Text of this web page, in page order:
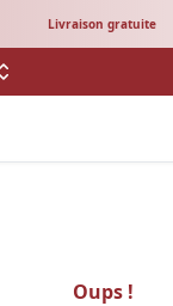
Livraison gratuite
Oups !